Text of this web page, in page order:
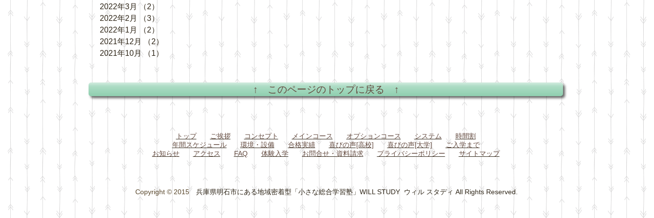
2022年3月 （2）
2件の記事
2022年2月
（3）3件の記事
2022年1月
（2）
2件の記事
2021年12月
（2）
2021年10月
（1） 1件の記事
↑ このページのトップに戻る ↑
トップ ご挨拶 コンセプト メインコース オプションコース システム
時間割
年間スケジュール
環境・設備 合格実績 喜びの声[高校] 喜びの声[大学]
ご入学まで
お知らせ
アクセス FAQ 体験入学 お問合せ・資料請求 プライバシーポリシー サイトマップ
Copyright © 2015 兵庫県明石市にある地域密着型「小さな総合学習塾」WILL STUDY ウィル スタディ All Rights Reserved.